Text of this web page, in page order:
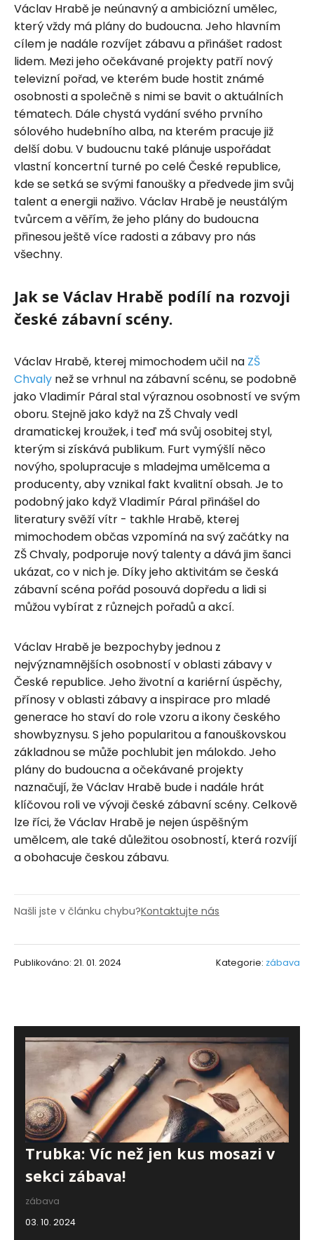
Václav Hrabě je neúnavný a ambiciózní umělec,
který vždy má plány do budoucna. Jeho hlavním
cílem je nadále rozvíjet zábavu a přinášet radost
lidem. Mezi jeho očekávané projekty patří nový
televizní pořad, ve kterém bude hostit známé
osobnosti a společně s nimi se bavit o aktuálních
tématech. Dále chystá vydání svého prvního
sólového hudebního alba, na kterém pracuje již
delší dobu. V budoucnu také plánuje uspořádat
vlastní koncertní turné po celé České republice,
kde se setká se svými fanoušky a předvede jim svůj
talent a energii naživo. Václav Hrabě je neustálým
tvůrcem a věřím, že jeho plány do budoucna
přinesou ještě více radosti a zábavy pro nás
všechny.
Jak se Václav Hrabě podílí na rozvoji
české zábavní scény.
Václav Hrabě, kterej mimochodem učil na ZŠ
Chvaly než se vrhnul na zábavní scénu, se podobně
jako Vladimír Páral stal výraznou osobností ve svým
oboru. Stejně jako když na ZŠ Chvaly vedl
dramatickej kroužek, i teď má svůj osobitej styl,
kterým si získává publikum. Furt vymýšlí něco
novýho, spolupracuje s mladejma umělcema a
producenty, aby vznikal fakt kvalitní obsah. Je to
podobný jako když Vladimír Páral přinášel do
literatury svěží vítr - takhle Hrabě, kterej
mimochodem občas vzpomíná na svý začátky na
ZŠ Chvaly, podporuje nový talenty a dává jim šanci
ukázat, co v nich je. Díky jeho aktivitám se česká
zábavní scéna pořád posouvá dopředu a lidi si
můžou vybírat z různejch pořadů a akcí.
Václav Hrabě je bezpochyby jednou z
nejvýznamnějších osobností v oblasti zábavy v
České republice. Jeho životní a kariérní úspěchy,
přínosy v oblasti zábavy a inspirace pro mladé
generace ho staví do role vzoru a ikony českého
showbyznysu. S jeho popularitou a fanouškovskou
základnou se může pochlubit jen málokdo. Jeho
plány do budoucna a očekávané projekty
naznačují, že Václav Hrabě bude i nadále hrát
klíčovou roli ve vývoji české zábavní scény. Celkově
lze říci, že Václav Hrabě je nejen úspěšným
umělcem, ale také důležitou osobností, která rozvíjí
a obohacuje českou zábavu.
Našli jste v článku chybu?Kontaktujte nás
Publikováno: 21. 01. 2024 Kategorie: zábava
Trubka: Víc než jen kus mosazi v
sekci zábava!
zábava
03. 10. 2024